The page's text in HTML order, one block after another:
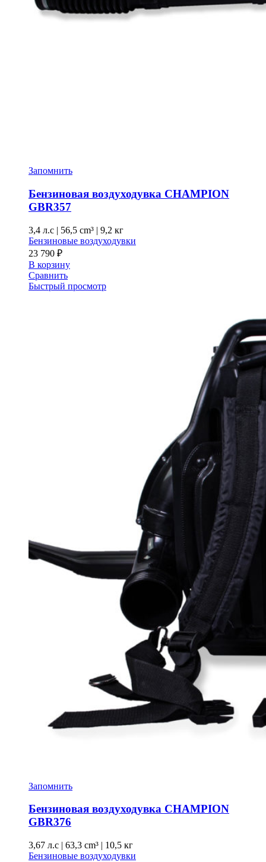
Запомнить
Бензиновая воздуходувка CHAMPION
GBR357
3,4 л.с | 56,5 cm³ | 9,2 кг
Бензиновые воздуходувки
23 790 ₽
В корзину
Сравнить
Быстрый просмотр
Запомнить
Бензиновая воздуходувка CHAMPION
GBR376
3,67 л.с | 63,3 cm³ | 10,5 кг
Бензиновые воздуходувки